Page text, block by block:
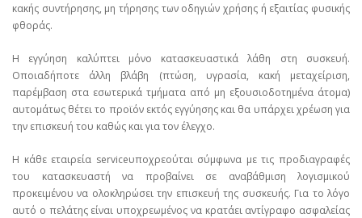
κακής συντήρησης, μη τήρησης των οδηγιών χρήσης ή εξαιτίας φυσικής
φθοράς.
Η εγγύηση καλύπτει μόνο κατασκευαστικά λάθη στη συσκευή.
Οποιαδήποτε άλλη βλάβη (πτώση, υγρασία, κακή μεταχείριση,
παρέμβαση στα εσωτερικά τμήματα από μη εξουσιοδοτημένα άτομα)
αυτομάτως θέτει το προϊόν εκτός εγγύησης και θα υπάρχει χρέωση για
την επισκευή του καθώς και για τον έλεγχο.
Η κάθε εταιρεία serviceυποχρεούται σύμφωνα με τις προδιαγραφές
του κατασκευαστή να προβαίνει σε αναβάθμιση λογισμικού
προκειμένου να ολοκληρώσει την επισκευή της συσκευής. Για το λόγο
αυτό ο πελάτης είναι υποχρεωμένος να κρατάει αντίγραφο ασφαλείας